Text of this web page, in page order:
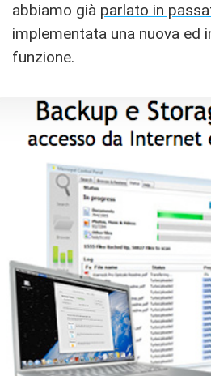
abbiamo già parlato in
implementata una nuova ed
funzione.